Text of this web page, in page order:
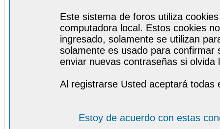
Este sistema de foros utiliza
computadora local. Estos cookies
ingresado, solamente se utilizan
solamente es usado para
enviar nuevas contraseñas si olvida
Al registrarse Usted aceptará todas
Estoy de acuerdo con estas